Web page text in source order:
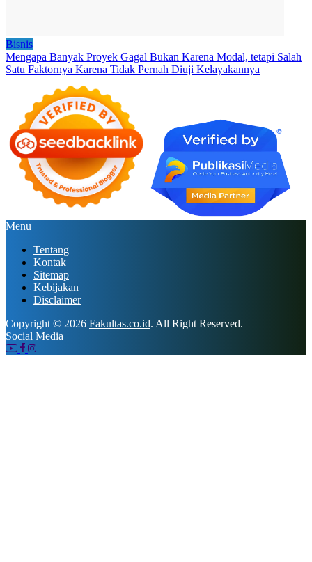
Bisnis
Mengapa Banyak Proyek Gagal Bukan Karena Modal, tetapi Salah
Satu Faktornya Karena Tidak Pernah Diuji Kelayakannya
Menu
Tentang
Kontak
Sitemap
Kebijakan
Disclaimer
Copyright © 2026 Fakultas.co.id. All Right Reserved.
Social Media